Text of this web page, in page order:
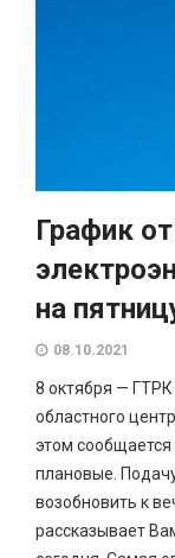
График
на
08.10.2021
8 октября —
областного
этом сообщается
плановые.
возобновить к
рассказывает